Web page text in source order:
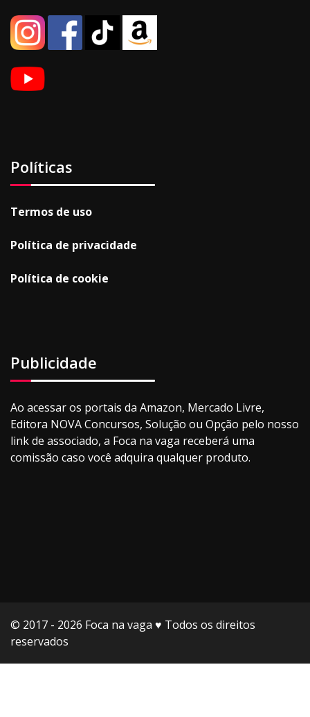
Políticas
Termos de uso
Política de privacidade
Política de cookie
Publicidade
Ao acessar os portais da Amazon, Mercado Livre,
Editora NOVA Concursos, Solução ou Opção pelo nosso
link de associado, a Foca na vaga receberá uma
comissão caso você adquira qualquer produto.
© 2017 - 2026 Foca na vaga ♥️ Todos os direitos
reservados